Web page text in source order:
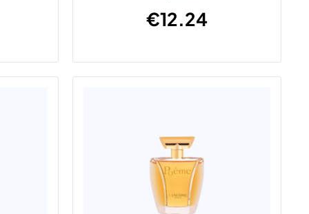
€12.24